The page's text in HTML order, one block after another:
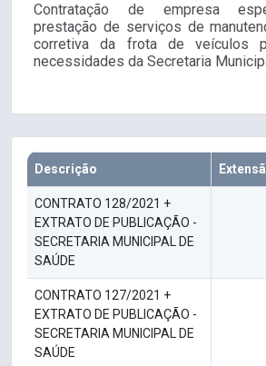
Contratação de empresa
prestação de serviços de
corretiva da frota de veículos
necessidades da Secretaria
Descrição
CONTRATO 128/2021 +
EXTRATO DE PUBLICAÇÃO -
SECRETARIA MUNICIPAL DE
SAÚDE
CONTRATO 127/2021 +
EXTRATO DE PUBLICAÇÃO -
SECRETARIA MUNICIPAL DE
SAÚDE